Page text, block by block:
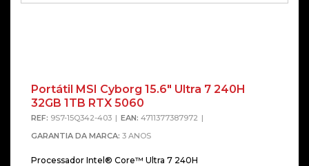
Portátil MSI Cyborg 15.6″ Ultra 7 240H
32GB 1TB RTX 5060
REF: 9S7-15Q342-403 EAN: 4711377387972
GARANTIA DA MARCA: 3 ANOS
Processador Intel® Core™ Ultra 7 240H